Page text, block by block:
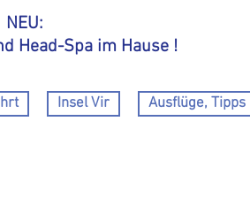
NEU:
Head-Spa im Hause !
Insel Vir Ausflüge, Tipps